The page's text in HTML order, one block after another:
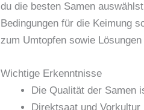
du die besten Samen
Bedingungen für die Keimung
zum Umtopfen sowie
Wichtige Erkenntnisse
Die Qualität der Samen
Direktsaat und